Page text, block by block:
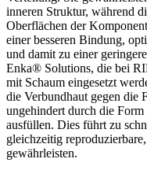
inneren Struktur, während
Oberflächen der
einer besseren Bindung,
und damit zu einer
Enka® Solutions, die bei
mit Schaum eingesetzt
die Verbundhaut gegen die
ungehindert durch die
ausfüllen. Dies führt zu
gleichzeitig
gewährleisten.